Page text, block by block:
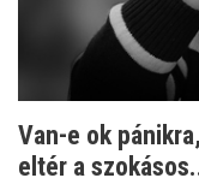
Van-e ok
eltér a